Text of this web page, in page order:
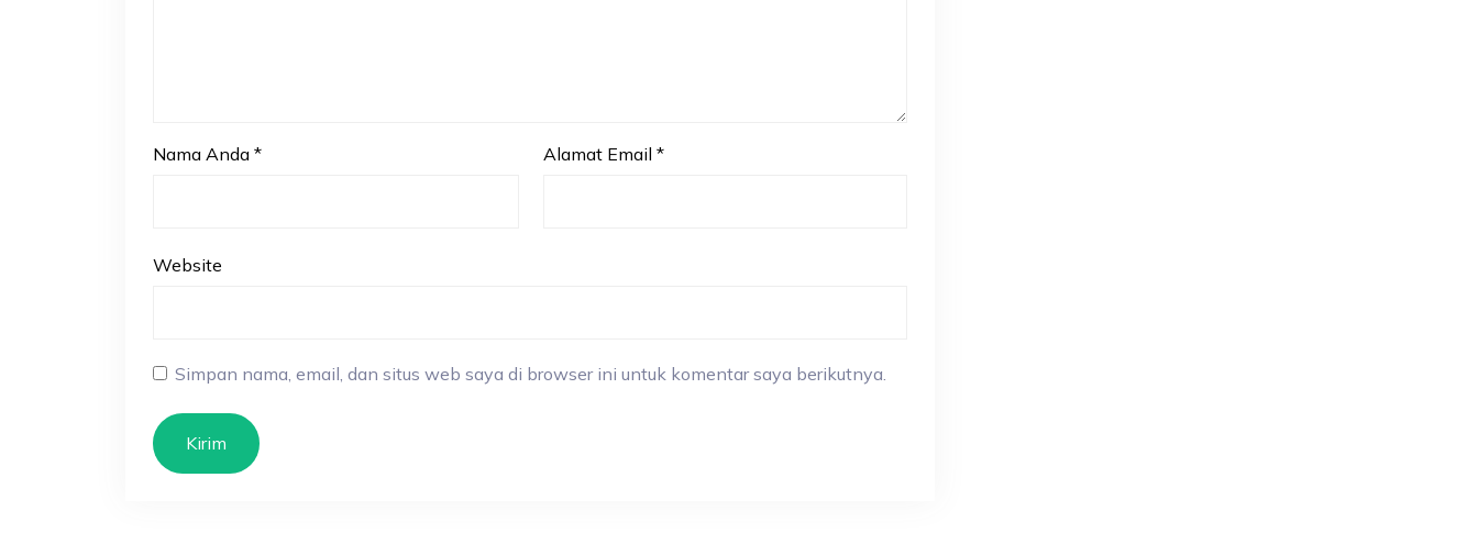
Nama Anda * Alamat Email *
Website
Simpan nama, email, dan situs web saya di browser ini untuk komentar saya berikutnya.
Kirim